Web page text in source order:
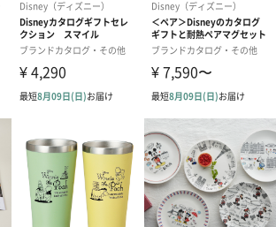
商品オプション情報
を装飾いたします。お相手のご住所に直接お
オプションです。お相手に直接手渡しする場
もおすすめです。